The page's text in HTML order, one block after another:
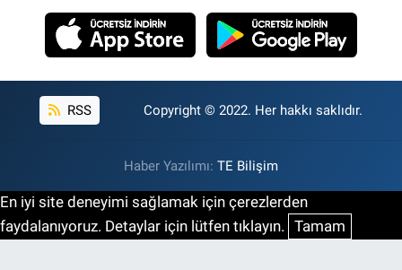
RSS Copyright © 2022. Her hakkı saklıdır.
Haber Yazılımı: TE Bilişim
En iyi site deneyimi sağlamak için çerezlerden
faydalanıyoruz. Detaylar için lütfen tıklayın. Tamam